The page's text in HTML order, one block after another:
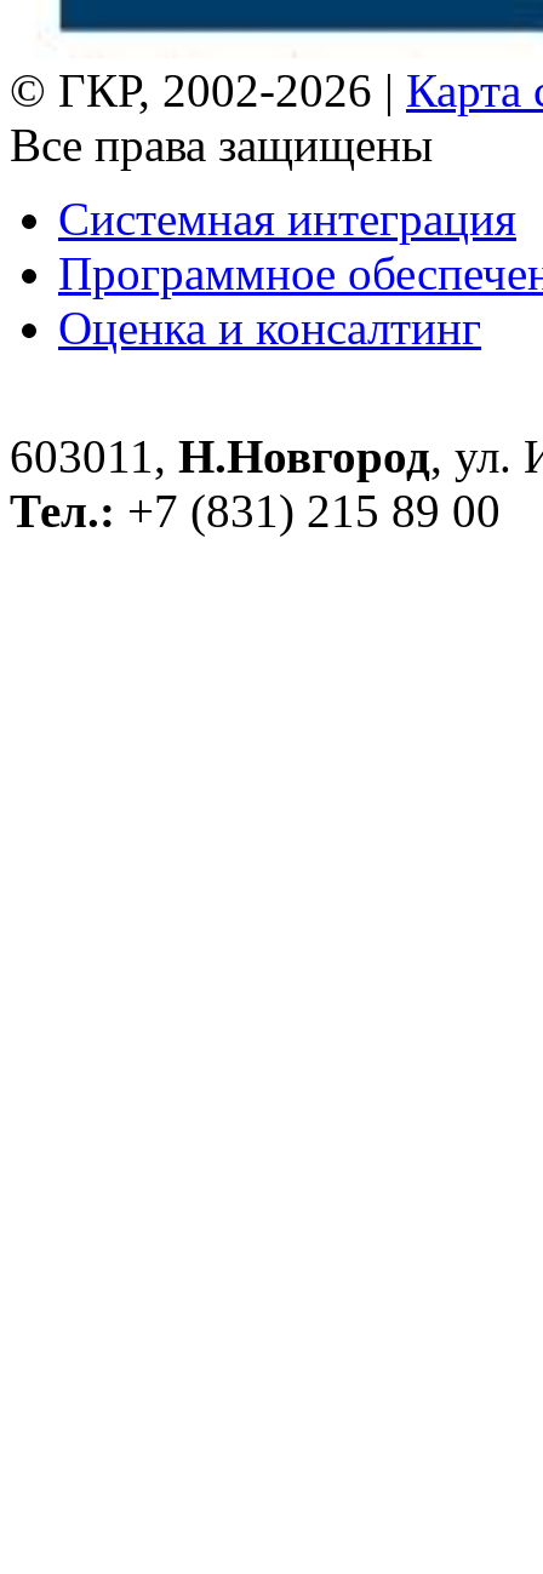
© ГКР, 2002-2026 | Карта
Все права защищены
Системная интеграция
Программное
Оценка и консалтинг
603011, Н.Новгород, ул.
Тел.: +7 (831) 215 89 00